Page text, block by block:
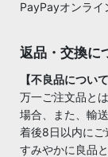
PayPayオンライ
返品・交換に
【不良品について
万一ご注文品と
場合、また、輸
着後8日以内にご
すみやかに良品